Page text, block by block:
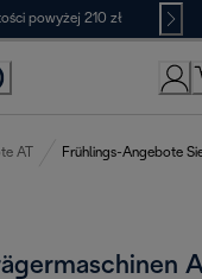
powyżej 210 zł
AT Frühlings-Angebote